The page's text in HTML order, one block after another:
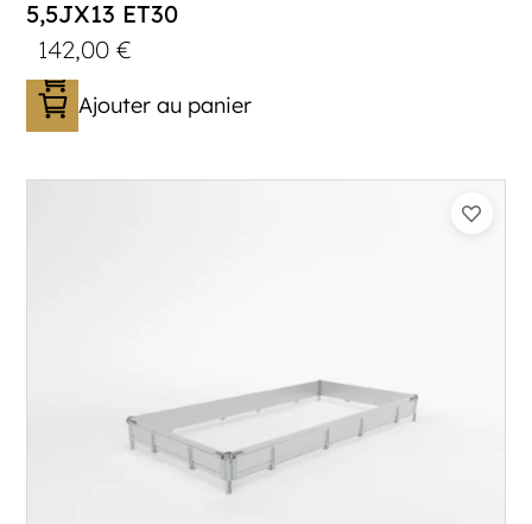
5,5JX13 ET30
142,00€
Ajouter au panier